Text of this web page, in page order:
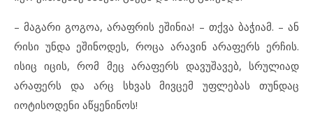
– მაგარი გოგოა, არაფრის ეშინია! – თქვა ბაჭიამ. – ან
რისი უნდა ეშინოდეს, როცა არავინ არაფერს ერჩის.
ისიც იცის, რომ მეც არაფერს დავუშავებ, სრულიად
არაფერს და არც სხვას მივცემ უფლებას თუნდაც
იოტისოდენი აწყენინოს!